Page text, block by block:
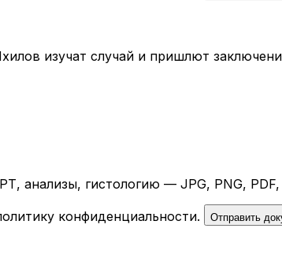
изучат случай и пришлют
анализы, гистологию — JPG, PNG, PDF,
конфиденциальности. Отправить